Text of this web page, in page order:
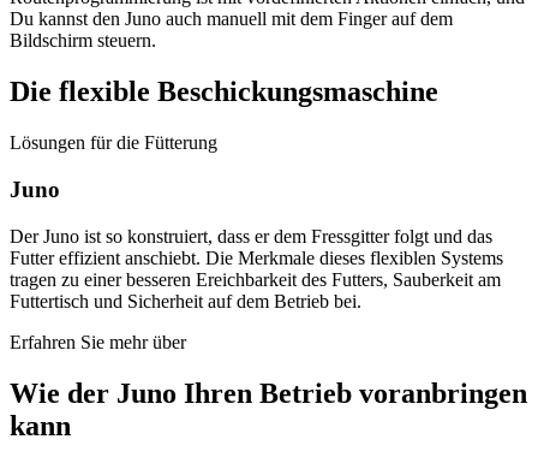
Du kannst den Juno auch manuell mit dem Finger auf dem
Bildschirm steuern.
Die flexible Beschickungsmaschine
Lösungen für die Fütterung
Juno
Der Juno ist so konstruiert, dass er dem Fressgitter folgt und das
Futter effizient anschiebt. Die Merkmale dieses flexiblen Systems
tragen zu einer besseren Ereichbarkeit des Futters, Sauberkeit am
Futtertisch und Sicherheit auf dem Betrieb bei.
Erfahren Sie mehr über
Wie der Juno Ihren Betrieb voranbringen
kann